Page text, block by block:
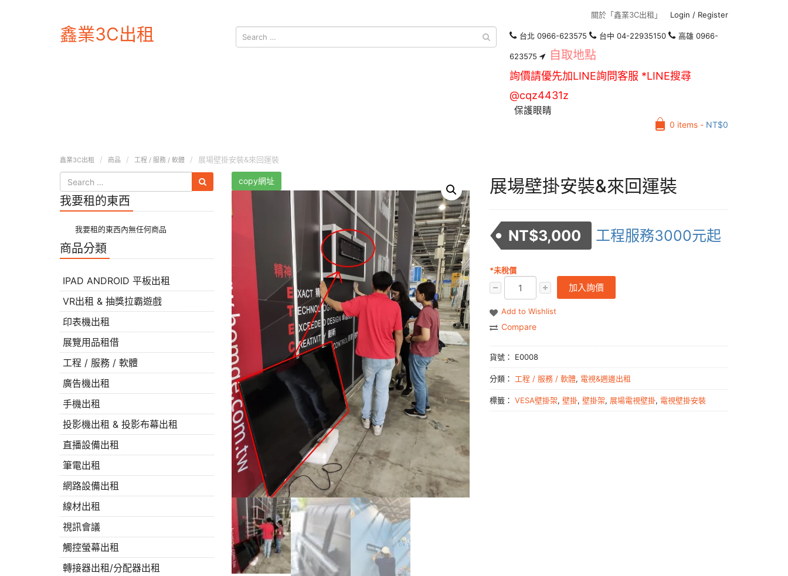
Login / Register
關於「鑫業3C出租」
鑫業3C出租 台北 0966-623575 台中 04-22935150 高雄 0966-
623575 自取地點
詢價請優先加LINE詢問客服 *LINE搜尋
@cqz4431z
保護眼睛
0 items - NT$0
鑫業3C出租 商品 工程 / 服務 / 軟體 展場壁掛安裝&來回運裝
copy網址 展場壁掛安裝&來回運裝
NT$3,000 工程服務3000元起
*未稅價
加入詢價
Add to Wishlist
Compare
貨號： E0008
分類： 工程 / 服務 / 軟體, 電視&週邊出租
標籤：VESA壁掛架,壁掛,壁掛架, 展場電視壁掛, 電視壁掛安裝
我要租的東西
我要租的東西內無任何商品
商品分類
IPAD ANDROID 平板出租
VR出租 & 抽獎拉霸遊戲
印表機出租
展覽用品租借
工程 / 服務 / 軟體
廣告機出租
手機出租
投影機出租 & 投影布幕出租
直播設備出租
筆電出租
網路設備出租
線材出租
視訊會議
觸控螢幕出租
轉接器出租/分配器出租